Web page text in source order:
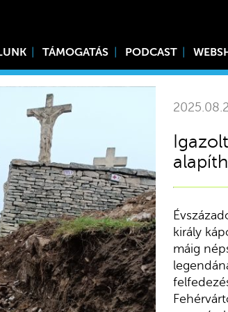
TÁMOGATÁS PODCAST
király
máig